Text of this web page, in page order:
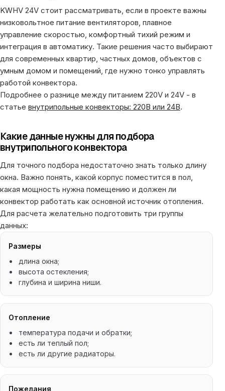
KWHV 24V стоит рассматривать, если в проекте важны
низковольтное питание вентиляторов, плавное
управление скоростью, комфортный тихий режим и
интеграция в автоматику. Такие решения часто выбирают
для современных квартир, частных домов, объектов с
умным домом и помещений, где нужно тонко управлять
работой конвектора.
Подробнее о разнице между питанием 220V и 24V - в
статье внутрипольные конвекторы: 220В или 24В.
Какие данные нужны для подбора
внутрипольного конвектора
Для точного подбора недостаточно знать только длину
окна. Важно понять, какой корпус поместится в пол,
какая мощность нужна помещению и должен ли
конвектор работать как основной источник отопления.
Для расчета желательно подготовить три группы
данных:
Размеры
длина окна;
высота остекления;
глубина и ширина ниши.
Отопление
температура подачи и обратки;
есть ли теплый пол;
есть ли другие радиаторы.
Пожелания